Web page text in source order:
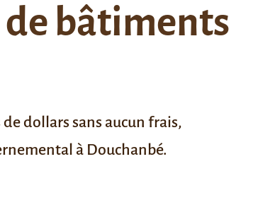
de bâtiments
dollars sans aucun frais,
à Douchanbé.